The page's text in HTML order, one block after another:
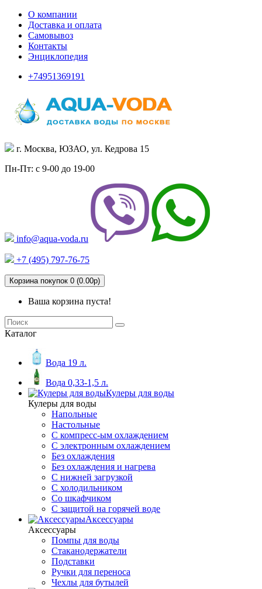
О компании
Доставка и оплата
Самовывоз
Контакты
Энциклопедия
+74951369191
г. Москва, ЮЗАО, ул. Кедрова 15
Пн-Пт: с 9-00 до 19-00
info@aqua-voda.ru
+7 (495) 797-76-75
Корзина покупок 0 (0.00р)
Ваша корзина пуста!
Каталог
Вода 19 л.
Вода 0,33-1,5 л.
Кулеры для воды
Кулеры для воды
Напольные
Настольные
С компресс-ым охлаждением
С электронным охлаждением
Без охлаждения
Без охлаждения и нагрева
С нижней загрузкой
С холодильником
Со шкафчиком
С защитой на горячей воде
Аксессуары
Аксессуары
Помпы для воды
Стаканодержатели
Подставки
Ручки для переноса
Чехлы для бутылей